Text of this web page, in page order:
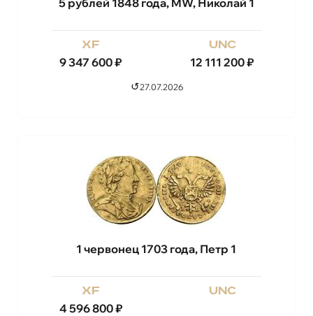
xf
9 347 600₽
unc
12 111 200₽
↺27.07.2026
1 червонец 1703 года, Петр 1
xf
4 596 800₽
unc